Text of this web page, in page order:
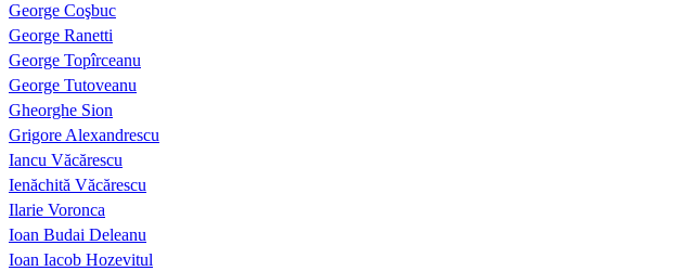
George Coşbuc
George Ranetti
George Topîrceanu
George Tutoveanu
Gheorghe Sion
Grigore Alexandrescu
Iancu Văcărescu
Ienăchită Văcărescu
Ilarie Voronca
Ioan Budai Deleanu
Ioan Iacob Hozevitul